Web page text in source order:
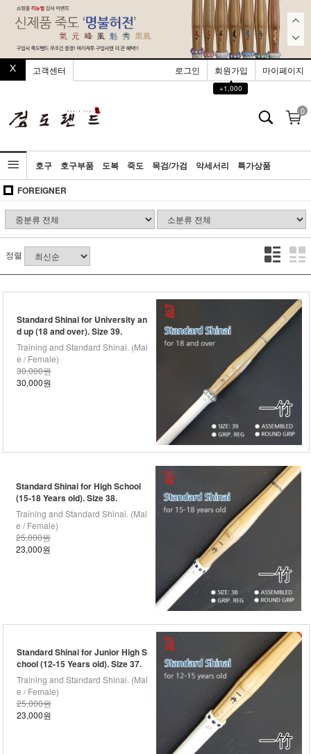
고객센터 로그인
회원가입
▲
+1,000
마이페이지
0
호구 호구부품 도복 죽도 목검/가검 악세서리
특가상품
FOREIGNER
정렬
Standard Shinai for University an
d up (18 and over). Size 39.
Training and Standard Shinai. (Mal
e / Female)
30,000원
30,000원
Standard Shinai for High School
(15-18 Years old). Size 38.
Training and Standard Shinai. (Mal
e / Female)
25,000원
23,000원
Standard Shinai for Junior High S
chool (12-15 Years old). Size 37.
Training and Standard Shinai. (Mal
e / Female)
25,000원
23,000원